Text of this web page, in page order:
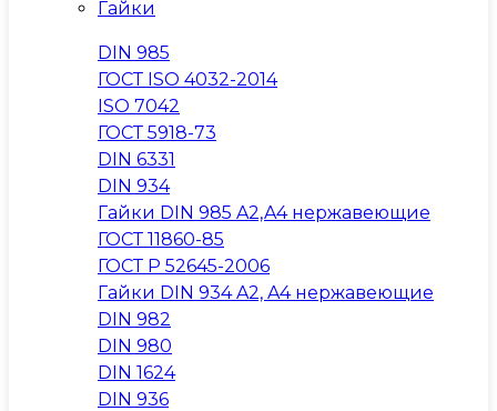
Гайки
DIN 985
ГОСТ ISO 4032-2014
ISO 7042
ГОСТ 5918-73
DIN 6331
DIN 934
Гайки DIN 985 A2,A4 нержавеющие
ГОСТ 11860-85
ГОСТ Р 52645-2006
Гайки DIN 934 A2, A4 нержавеющие
DIN 982
DIN 980
DIN 1624
DIN 936